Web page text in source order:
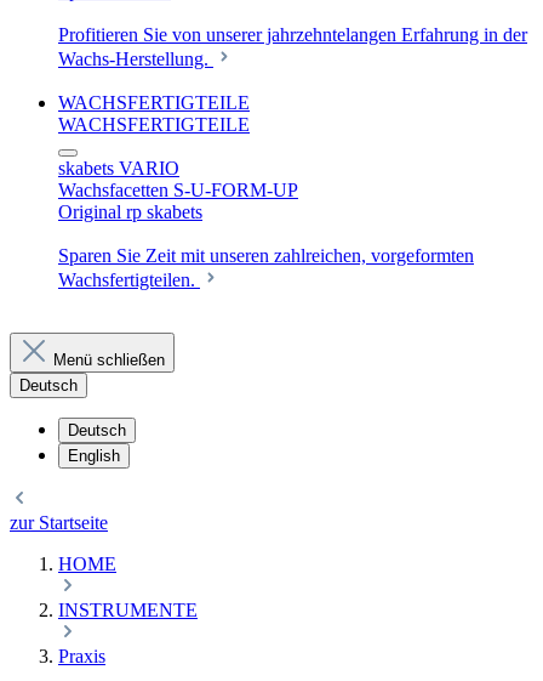
Profitieren Sie von unserer jahrzehntelangen Erfahrung in der
Wachs-Herstellung.
WACHSFERTIGTEILE
WACHSFERTIGTEILE
skabets VARIO
Wachsfacetten S-U-FORM-UP
Original rp skabets
Sparen Sie Zeit mit unseren zahlreichen, vorgeformten
Wachsfertigteilen.
Menü schließen
Deutsch
Deutsch
English
zur Startseite
HOME
INSTRUMENTE
Praxis